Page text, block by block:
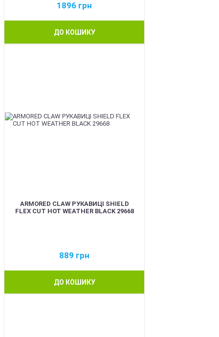
1896 грн
ДО КОШИКУ
ARMORED CLAW РУКАВИЦІ SHIELD
FLEX CUT HOT WEATHER BLACK 29668
889 грн
ДО КОШИКУ